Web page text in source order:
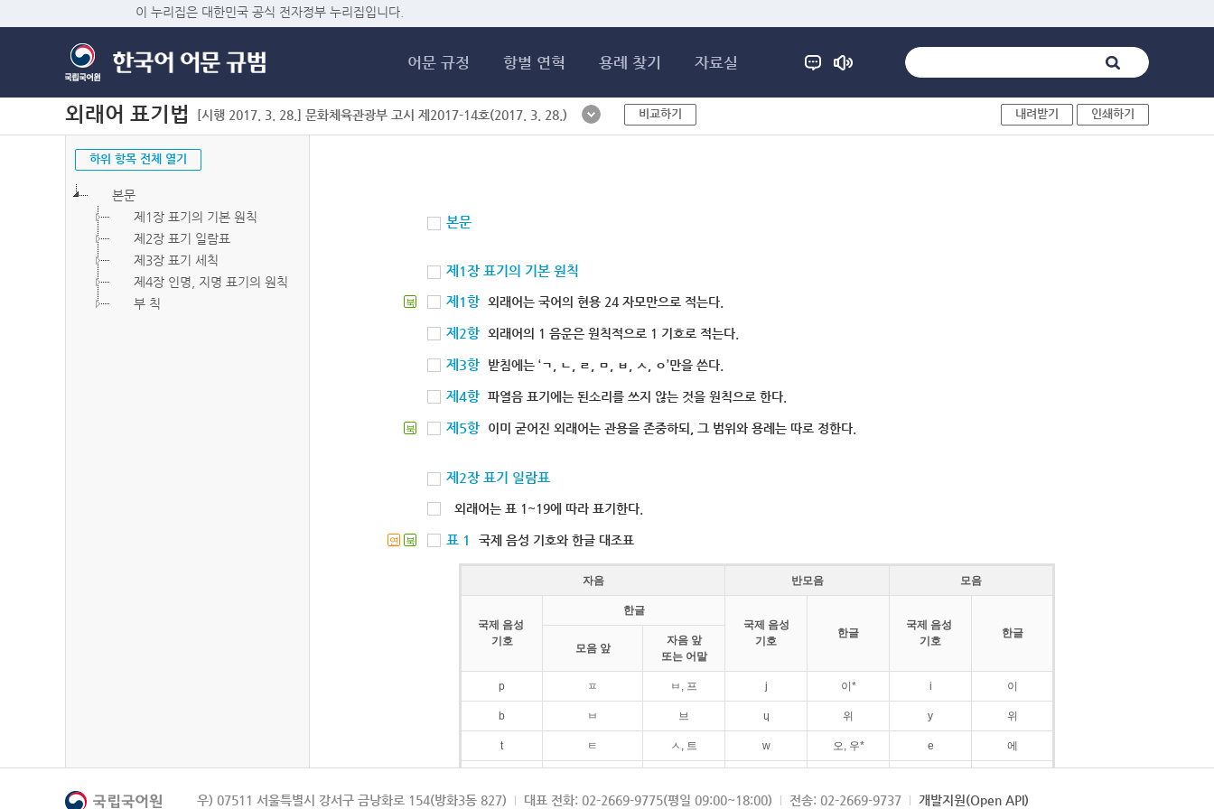
이 누리집은 대한민국 공식 전자정부 누리집입니다.
어문 규정 항별 연혁 용례 찾기 자료실
외래어 표기법 [시행 2017. 3. 28.] 문화체육관광부 고시 제2017-14호(2017. 3. 28.) 비교하기 내려받기 인쇄하기
하위 항목 전체 열기
본문
제1장 표기의 기본 원칙
제2장 표기 일람표
제3장 표기 세칙
제4장 인명, 지명 표기의 원칙
부 칙
본문
제1장 표기의 기본 원칙
북 제1항 외래어는 국어의 현용 24 자모만으로 적는다.
제2항 외래어의 1 음운은 원칙적으로 1 기호로 적는다.
제3항 받침에는 ‘ㄱ, ㄴ, ㄹ, ㅁ, ㅂ, ㅅ, ㅇ’만을 쓴다.
제4항 파열음 표기에는 된소리를 쓰지 않는 것을 원칙으로 한다.
북 제5항 이미 굳어진 외래어는 관용을 존중하되, 그 범위와 용례는 따로 정한다.
제2장 표기 일람표
외래어는 표 1~19에 따라 표기한다.
연 북 표 1 국제 음성 기호와 한글 대조표
자음 반모음 모음
국제 음성
기호
한글
국제 음성
기호
한글
국제 음성
기호
한글
모음 앞
자음 앞
또는 어말
p ㅍ ㅂ, 프 j 이* i 이
b ㅂ 브 ɥ 위 y 위
t ㅌ ㅅ, 트 w 오, 우* e 에
k ㅋ ㄱ, 크 ɛ 에
우) 07511 서울특별시 강서구 금낭화로 154(방화3동 827) 대표 전화: 02-2669-9775(평일 09:00~18:00) 전송: 02-2669-9737 개발지원(Open API)